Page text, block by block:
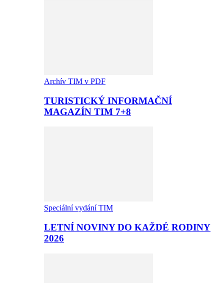
Archív TIM v PDF
TURISTICKÝ INFORMAČNÍ
MAGAZÍN TIM 7+8
Speciální vydání TIM
LETNÍ NOVINY DO KAŽDÉ RODINY
2026